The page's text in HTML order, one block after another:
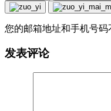
您的邮箱地址和手机号
发表评论